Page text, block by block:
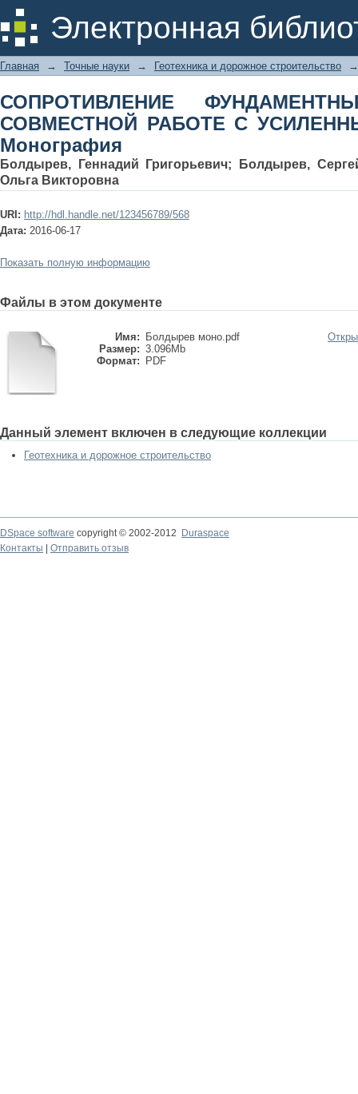
Электронная
СОПРОТИВЛЕНИЕ
УСИЛЕННЫМ ОСНОВАНИЕМ.
Главная → Точные науки → Геотехника и дорожное строительство →
СОПРОТИВЛЕНИЕ
СОВМЕСТНОЙ РАБОТЕ С
Монография
Болдырев, Геннадий Григорьевич;
Болдырев,
Ольга Викторовна
URI: http://hdl.handle.net/123456789/568
Дата: 2016-06-17
Показать полную информацию
Файлы в этом документе
Имя:
Болдырев моно.pdf
Размер: 3.096Mb
Формат:
PDF
Данный элемент включен в следующие коллекции
Геотехника и дорожное строительство
DSpace software copyright © 2002-2012
Duraspace
Контакты
Отправить отзыв